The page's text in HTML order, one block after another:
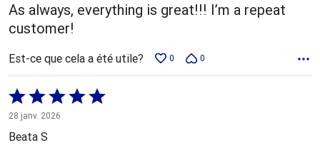
As always, everything is great!!! I’m a repeat
customer!
Est-ce que cela a été utile? 0 0
Coté
5 sur
5
28 janv. 2026
Beata S